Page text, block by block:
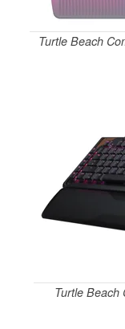
Turtle Beach
Turtle Beach